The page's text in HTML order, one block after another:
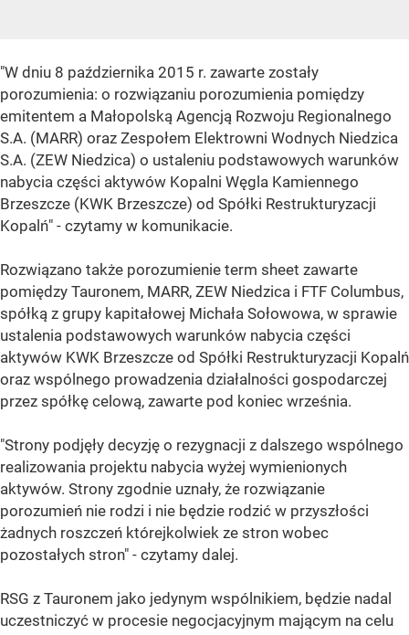
"W dniu 8 października 2015 r. zawarte zostały
porozumienia: o rozwiązaniu porozumienia pomiędzy
emitentem a Małopolską Agencją Rozwoju Regionalnego
S.A. (MARR) oraz Zespołem Elektrowni Wodnych Niedzica
S.A. (ZEW Niedzica) o ustaleniu podstawowych warunków
nabycia części aktywów Kopalni Węgla Kamiennego
Brzeszcze (KWK Brzeszcze) od Spółki Restrukturyzacji
Kopalń" - czytamy w komunikacie.
Rozwiązano także porozumienie term sheet zawarte
pomiędzy Tauronem, MARR, ZEW Niedzica i FTF Columbus,
spółką z grupy kapitałowej Michała Sołowowa, w sprawie
ustalenia podstawowych warunków nabycia części
aktywów KWK Brzeszcze od Spółki Restrukturyzacji Kopalń
oraz wspólnego prowadzenia działalności gospodarczej
przez spółkę celową, zawarte pod koniec września.
"Strony podjęły decyzję o rezygnacji z dalszego wspólnego
realizowania projektu nabycia wyżej wymienionych
aktywów. Strony zgodnie uznały, że rozwiązanie
porozumień nie rodzi i nie będzie rodzić w przyszłości
żadnych roszczeń którejkolwiek ze stron wobec
pozostałych stron" - czytamy dalej.
RSG z Tauronem jako jedynym wspólnikiem, będzie nadal
uczestniczyć w procesie negocjacyjnym mającym na celu